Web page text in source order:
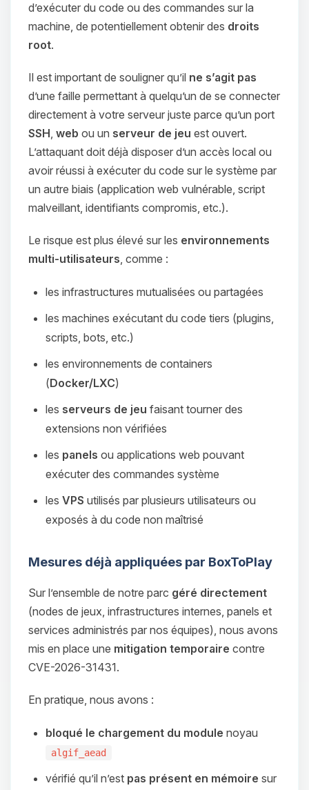
d’exécuter du code ou des commandes sur la
machine, de potentiellement obtenir des droits
root.
Il est important de souligner qu’il ne s’agit pas
d’une faille permettant à quelqu’un de se connecter
directement à votre serveur juste parce qu’un port
SSH, web ou un serveur de jeu est ouvert.
L’attaquant doit déjà disposer d’un accès local ou
avoir réussi à exécuter du code sur le système par
un autre biais (application web vulnérable, script
malveillant, identifiants compromis, etc.).
Le risque est plus élevé sur les environnements
multi-utilisateurs, comme :
les infrastructures mutualisées ou partagées
les machines exécutant du code tiers (plugins,
scripts, bots, etc.)
les environnements de containers
(Docker/LXC)
les serveurs de jeu faisant tourner des
extensions non vérifiées
les panels ou applications web pouvant
exécuter des commandes système
les VPS utilisés par plusieurs utilisateurs ou
exposés à du code non maîtrisé
Mesures déjà appliquées par BoxToPlay
Sur l’ensemble de notre parc géré directement
(nodes de jeux, infrastructures internes, panels et
services administrés par nos équipes), nous avons
mis en place une mitigation temporaire contre
CVE-2026-31431.
En pratique, nous avons :
bloqué le chargement du module noyau
algif_aead
vérifié qu’il n’est pas présent en mémoire sur